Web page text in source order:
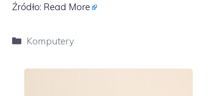
Źródło: Read More
Kategorie
Komputery